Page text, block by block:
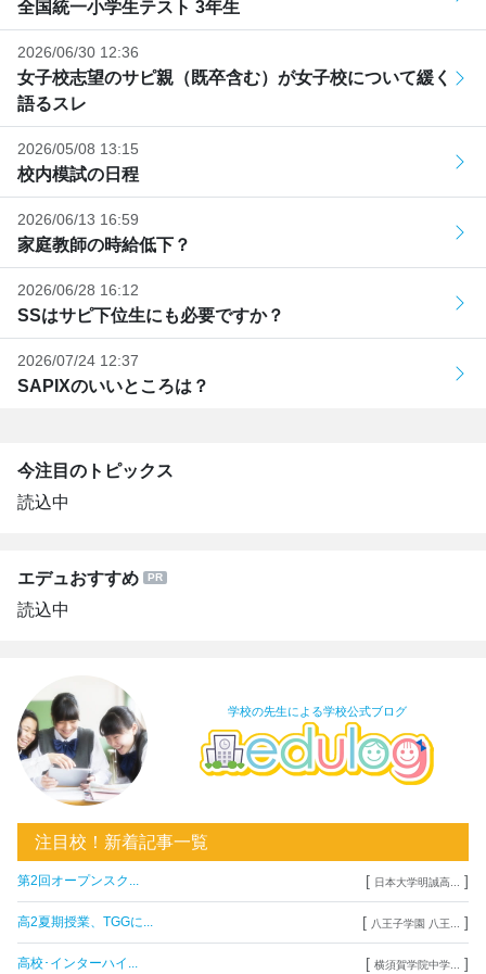
全国統一小学生テスト 3年生
2026/06/30 12:36
女子校志望のサピ親（既卒含む）が女子校について緩く
語るスレ
2026/05/08 13:15
校内模試の日程
2026/06/13 16:59
家庭教師の時給低下？
2026/06/28 16:12
SSはサピ下位生にも必要ですか？
2026/07/24 12:37
SAPIXのいいところは？
今注目のトピックス
読込中
エデュおすすめ
読込中
学校の先生による学校公式ブログ
注目校！新着記事一覧
第2回オープンスク... [ 日本大学明誠高... ]
高2夏期授業、TGGに... [ 八王子学園 八王... ]
高校･インターハイ... [ 横須賀学院中学... ]